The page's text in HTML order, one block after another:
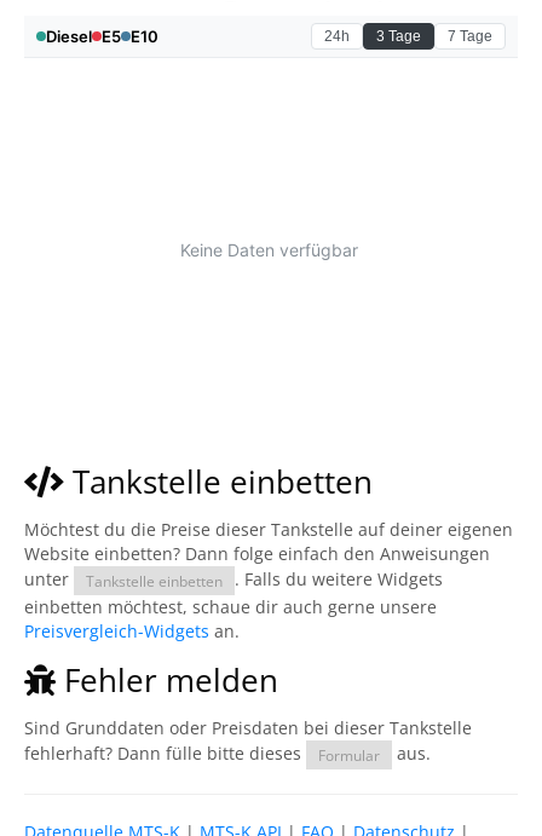
Tankstelle einbetten
Möchtest du die Preise dieser Tankstelle auf deiner eigenen
Website einbetten? Dann folge einfach den Anweisungen
unter
Tankstelle einbetten
. Falls du weitere Widgets
einbetten möchtest, schaue dir auch gerne unsere
Preisvergleich-Widgets an.
Fehler melden
Sind Grunddaten oder Preisdaten bei dieser Tankstelle
fehlerhaft? Dann fülle bitte dieses
Formular aus.